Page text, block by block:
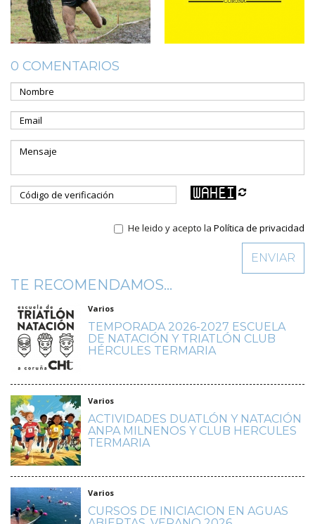
0 COMENTARIOS
He leido y acepto la Política de privacidad
TE RECOMENDAMOS...
Varios
TEMPORADA 2026-2027 ESCUELA
DE NATACIÓN Y TRIATLÓN CLUB
HÉRCULES TERMARIA
Varios
ACTIVIDADES DUATLÓN Y NATACIÓN
ANPA MILNENOS Y CLUB HERCULES
TERMARIA
Varios
CURSOS DE INICIACION EN AGUAS